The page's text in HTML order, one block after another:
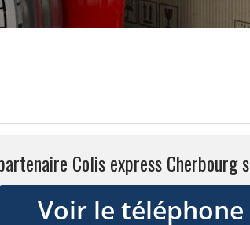
Colis express Cherbourg